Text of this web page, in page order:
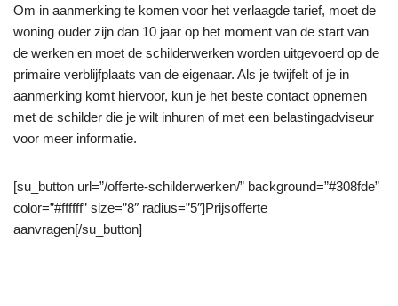
Om in aanmerking te komen voor het verlaagde tarief, moet de
woning ouder zijn dan 10 jaar op het moment van de start van
de werken en moet de schilderwerken worden uitgevoerd op de
primaire verblijfplaats van de eigenaar. Als je twijfelt of je in
aanmerking komt hiervoor, kun je het beste contact opnemen
met de schilder die je wilt inhuren of met een belastingadviseur
voor meer informatie.
[su_button url=”/offerte-schilderwerken/” background=”#308fde”
color=”#ffffff” size=”8″ radius=”5″]Prijsofferte
aanvragen[/su_button]